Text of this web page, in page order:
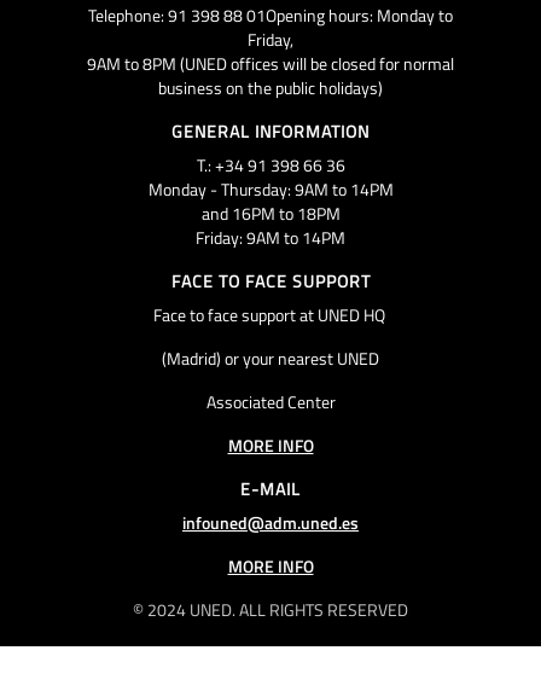
© 2024 UNED. ALL RIGHTS RESERVED
Telephone: 91 398 88 01Opening hours: Monday to
Friday,
9AM to 8PM (UNED offices will be closed for normal
business on the public holidays)
GENERAL INFORMATION
T.: +34 91 398 66 36
Monday - Thursday: 9AM to 14PM
and 16PM to 18PM
Friday: 9AM to 14PM
FACE TO FACE SUPPORT
Face to face support at UNED HQ
(Madrid) or your nearest UNED
Associated Center
MORE INFO
E-MAIL
infouned@adm.uned.es
MORE INFO